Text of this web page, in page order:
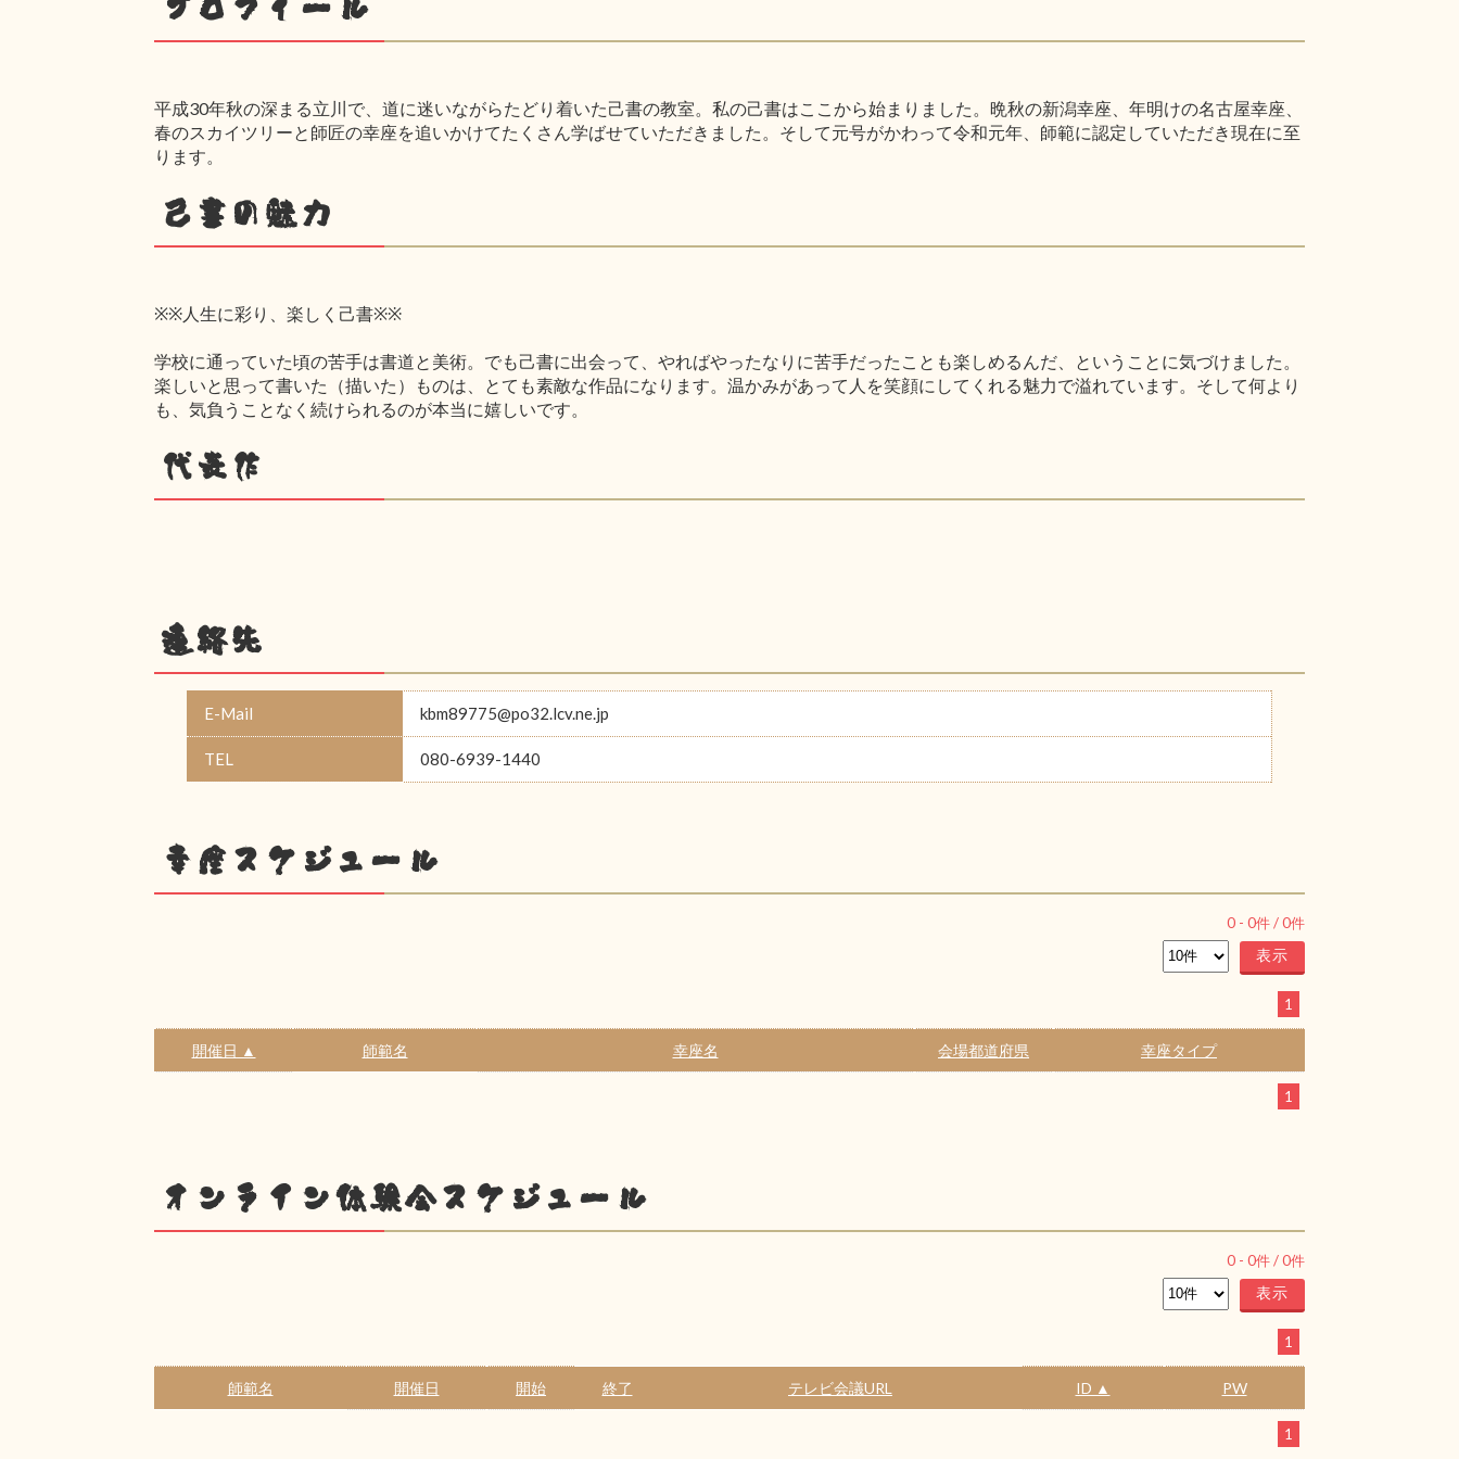
プロフィール
平成30年秋の深まる立川で、道に迷いながらたどり着いた己書の教室。私の己書はここから始まりました。晩秋の新潟幸座、年明けの名古屋幸座、
春のスカイツリーと師匠の幸座を追いかけてたくさん学ばせていただきました。そして元号がかわって令和元年、師範に認定していただき現在に至
ります。
己書の魅力
※※人生に彩り、楽しく己書※※
学校に通っていた頃の苦手は書道と美術。でも己書に出会って、やればやったなりに苦手だったことも楽しめるんだ、ということに気づけました。
楽しいと思って書いた（描いた）ものは、とても素敵な作品になります。温かみがあって人を笑顔にしてくれる魅力で溢れています。そして何より
も、気負うことなく続けられるのが本当に嬉しいです。
代表作
連絡先
E-Mail kbm89775@po32.lcv.ne.jp
TEL 080-6939-1440
幸座スケジュール
0 - 0件 /0件
1
開催日 ▲ 師範名 幸座名 会場都道府県 幸座タイプ
1
オンライン体験会スケジュール
0 - 0件 /0件
1
師範名 開催日 開始 終了 テレビ会議URL ID ▲ PW
1